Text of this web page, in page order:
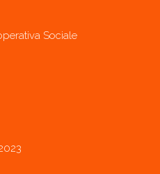
Sociale